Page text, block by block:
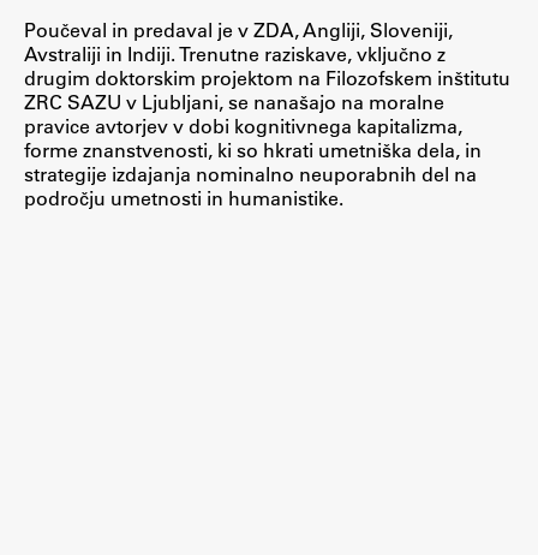
Aktualno
Obvestila
Poučeval in predaval je v ZDA, Angliji, Sloveniji,
Avstraliji in Indiji. Trenutne raziskave, vključno z
drugim doktorskim projektom na Filozofskem inštitutu
ZRC SAZU v Ljubljani, se nanašajo na moralne
pravice avtorjev v dobi kognitivnega kapitalizma,
forme znanstvenosti, ki so hkrati umetniška dela, in
strategije izdajanja nominalno neuporabnih del na
področju umetnosti in humanistike.